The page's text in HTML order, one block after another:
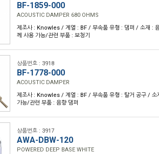
BF-1859-000
ACOUSTIC DAMPER 680 OHMS
제조사 : Knowles / 계열 : BF / 부속품 유형 : 댐퍼 / 소재 :
께 사용 가능/관련 부품 : 보청기
상품번호 : 3918
BF-1778-000
ACOUSTIC DAMPER
제조사 : Knowles / 계열 : BF / 부속품 유형 : 탈거 공구 / 소
가능/관련 부품 : 음향 댐퍼
상품번호 : 3917
AWA-DBW-120
POWERED DEEP BASE WHITE